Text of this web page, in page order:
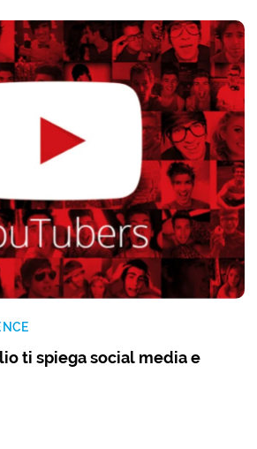
ti spiega social media e